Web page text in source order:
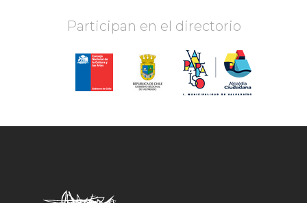
Participan en el directorio